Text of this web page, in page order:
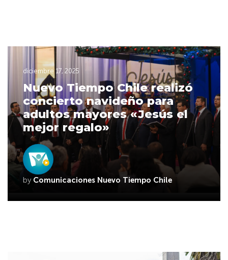
diciembre 17, 2025
Nuevo Tiempo Chile realizó
concierto navideño para
adultos mayores «Jesús el
mejor regalo»
by Comunicaciones Nuevo Tiempo Chile